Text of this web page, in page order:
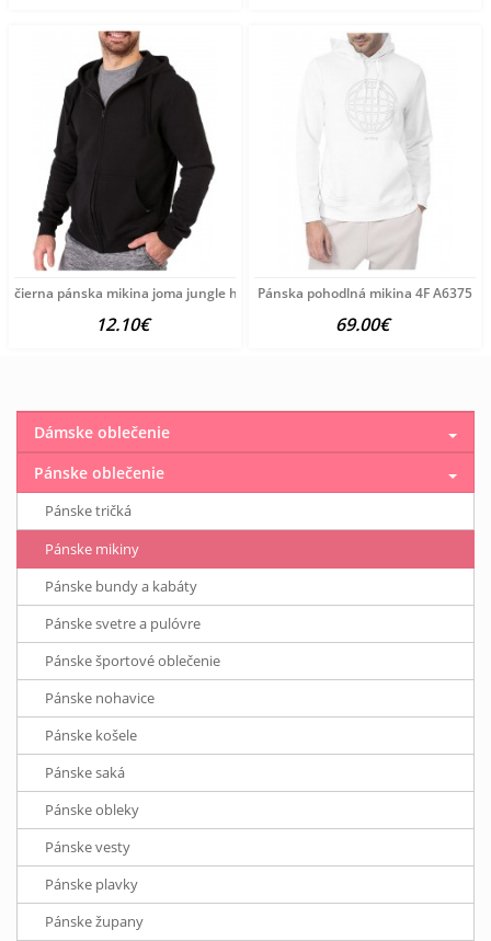
čierna pánska mikina joma jungle hoodie B3188
12.10€
Pánska pohodlná mikina 4F A6375
69.00€
Dámske oblečenie
Pánske oblečenie
Pánske tričká
Pánske mikiny
Pánske bundy a kabáty
Pánske svetre a pulóvre
Pánske športové oblečenie
Pánske nohavice
Pánske košele
Pánske saká
Pánske obleky
Pánske vesty
Pánske plavky
Pánske župany